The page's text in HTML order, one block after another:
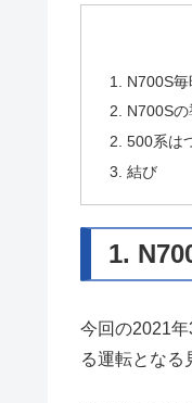
1. N700S
2. N700S
2. 500系は
3. 結び
1.
今回の2021
る運転となる